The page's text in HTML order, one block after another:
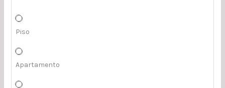
Piso
Apartamento